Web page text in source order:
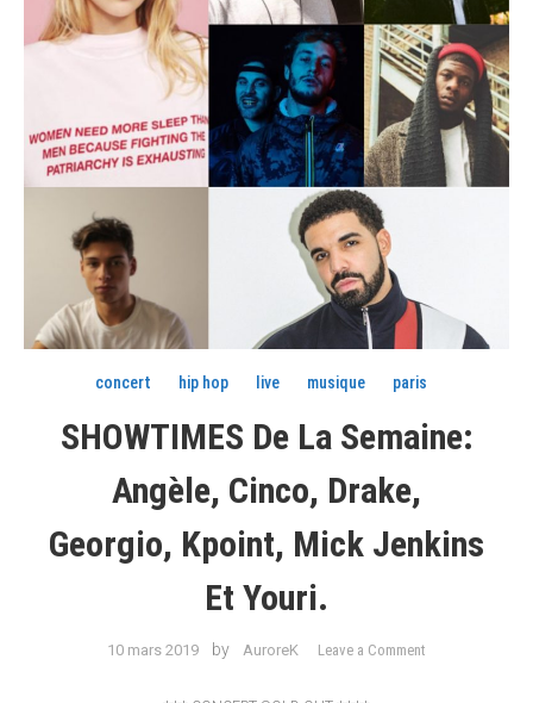
concert hip hop live musique paris
SHOWTIMES De La Semaine:
Angèle, Cinco, Drake,
Georgio, Kpoint, Mick Jenkins
Et Youri.
10 mars 2019 by AuroreK Leave a Comment